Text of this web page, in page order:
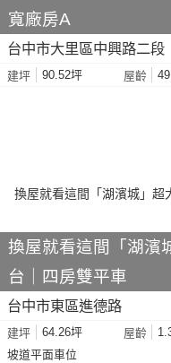
寬廠房A
台中市大里區中興路二段
建坪 90.52坪 屋齡
換屋就看這間「湖濱
台｜四房雙平車
台中市東區進德路
建坪 64.26坪 屋齡
坡道平面車位